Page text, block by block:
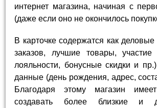
интернет магазина, начиная с
(даже если оно не окончилось
В карточке содержатся как
заказов, лучшие товары,
лояльности, бонусные скидки и
данные (день рождения, адрес,
Благодаря этому магазин
создавать более близкие и